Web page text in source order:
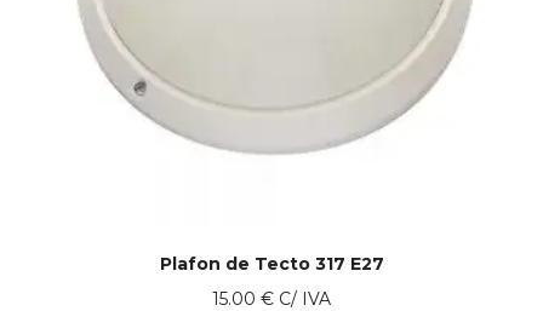
Plafon de Tecto 317 E27
15.00 € C/ IVA